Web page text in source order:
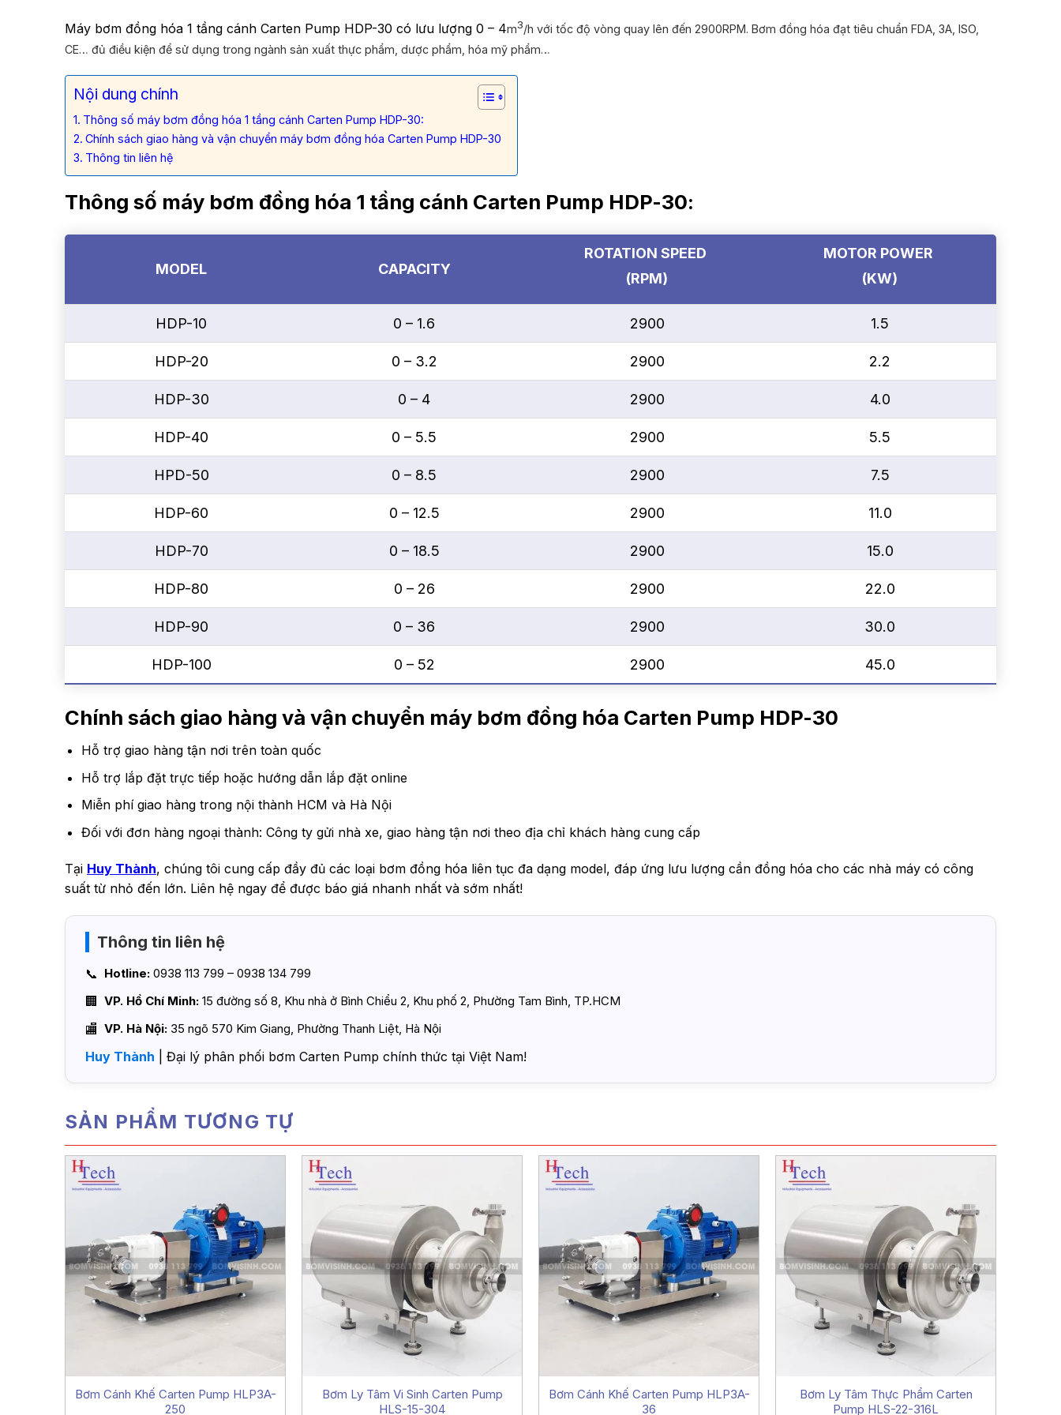
Máy bơm đồng hóa 1 tầng cánh Carten Pump HDP-30 có lưu lượng 0 – 4m3/h với tốc độ vòng quay lên đến 2900RPM. Bơm đồng hóa đạt tiêu chuẩn FDA, 3A, ISO,
CE… đủ điều kiện để sử dụng trong ngành sản xuất thực phẩm, dược phẩm, hóa mỹ phẩm…
Nội dung chính
Thông số máy bơm đồng hóa 1 tầng cánh Carten Pump HDP-30:
Chính sách giao hàng và vận chuyển máy bơm đồng hóa Carten Pump HDP-30
Thông tin liên hệ
Thông số máy bơm đồng hóa 1 tầng cánh Carten Pump HDP-30:
MODEL CAPACITY
ROTATION SPEED
(RPM)
MOTOR POWER
(KW)
HDP-10 0 – 1.6 2900 1.5
HDP-20 0 – 3.2 2900 2.2
HDP-30 0 – 4 2900 4.0
HDP-40 0 – 5.5 2900 5.5
HPD-50 0 – 8.5 2900 7.5
HDP-60 0 – 12.5 2900 11.0
HDP-70 0 – 18.5 2900 15.0
HDP-80 0 – 26 2900 22.0
HDP-90 0 – 36 2900 30.0
HDP-100 0 – 52 2900 45.0
Chính sách giao hàng và vận chuyển máy bơm đồng hóa Carten Pump HDP-30
Hỗ trợ giao hàng tận nơi trên toàn quốc
Hỗ trợ lắp đặt trực tiếp hoặc hướng dẫn lắp đặt online
Miễn phí giao hàng trong nội thành HCM và Hà Nội
Đối với đơn hàng ngoại thành: Công ty gửi nhà xe, giao hàng tận nơi theo địa chỉ khách hàng cung cấp
Tại Huy Thành, chúng tôi cung cấp đầy đủ các loại bơm đồng hóa liên tục đa dạng model, đáp ứng lưu lượng cần đồng hóa cho các nhà máy có công
suất từ nhỏ đến lớn. Liên hệ ngay để được báo giá nhanh nhất và sớm nhất!
Thông tin liên hệ
Hotline: 0938 113 799 – 0938 134 799
VP. Hồ Chí Minh: 15 đường số 8, Khu nhà ở Bình Chiểu 2, Khu phố 2, Phường Tam Bình, TP.HCM
VP. Hà Nội: 35 ngõ 570 Kim Giang, Phường Thanh Liệt, Hà Nội
Huy Thành | Đại lý phân phối bơm Carten Pump chính thức tại Việt Nam!
SẢN PHẨM TƯƠNG TỰ
Bơm Cánh Khế Carten Pump HLP3A-
250
Bơm Ly Tâm Vi Sinh Carten Pump
HLS-15-304
Bơm Cánh Khế Carten Pump HLP3A-
36
Bơm Ly Tâm Thực Phẩm Carten
Pump HLS-22-316L